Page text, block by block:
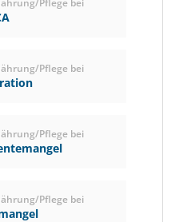
Pflege bei
Pflege bei
Pflege bei
Pflege bei